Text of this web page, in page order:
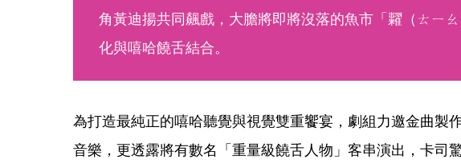
角黃迪揚共同飆戲，大膽將即將沒落的魚市「糶（ㄊㄧ
化與嘻哈饒舌結合。
為打造最純正的嘻哈聽覺與視覺雙重饗宴，劇組力邀金曲製
音樂，更透露將有數名「重量級饒舌人物」客串演出，卡司